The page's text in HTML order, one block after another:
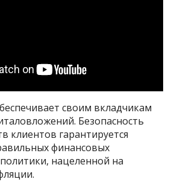
своим вкладчикам
Безопасность
клиентов гарантируется
финансовых
нацеленной на